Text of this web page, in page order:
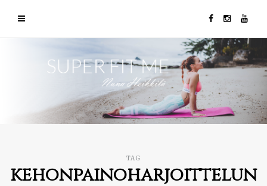
TAG
kehonpainoharjoittelun